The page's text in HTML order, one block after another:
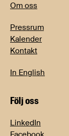
Om oss
Pressrum
Kalender
Kontakt
In English
Följ oss
LinkedIn